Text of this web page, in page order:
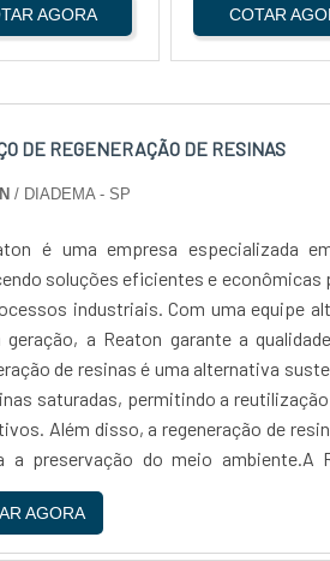
AGORA COTAR
DE REGENERAÇÃO DE RESINAS
/ DIADEMA - SP
é uma empresa especializada
soluções eficientes e econômicas
industriais. Com uma equipe
geração, a Reaton garante a
de resinas é uma alternativa
saturadas, permitindo a
Além disso, a regeneração de
a preservação do meio ambiente.A
com a satisfação de seus
anos de experiência no mercado, a
oferecendo soluções
AGORA